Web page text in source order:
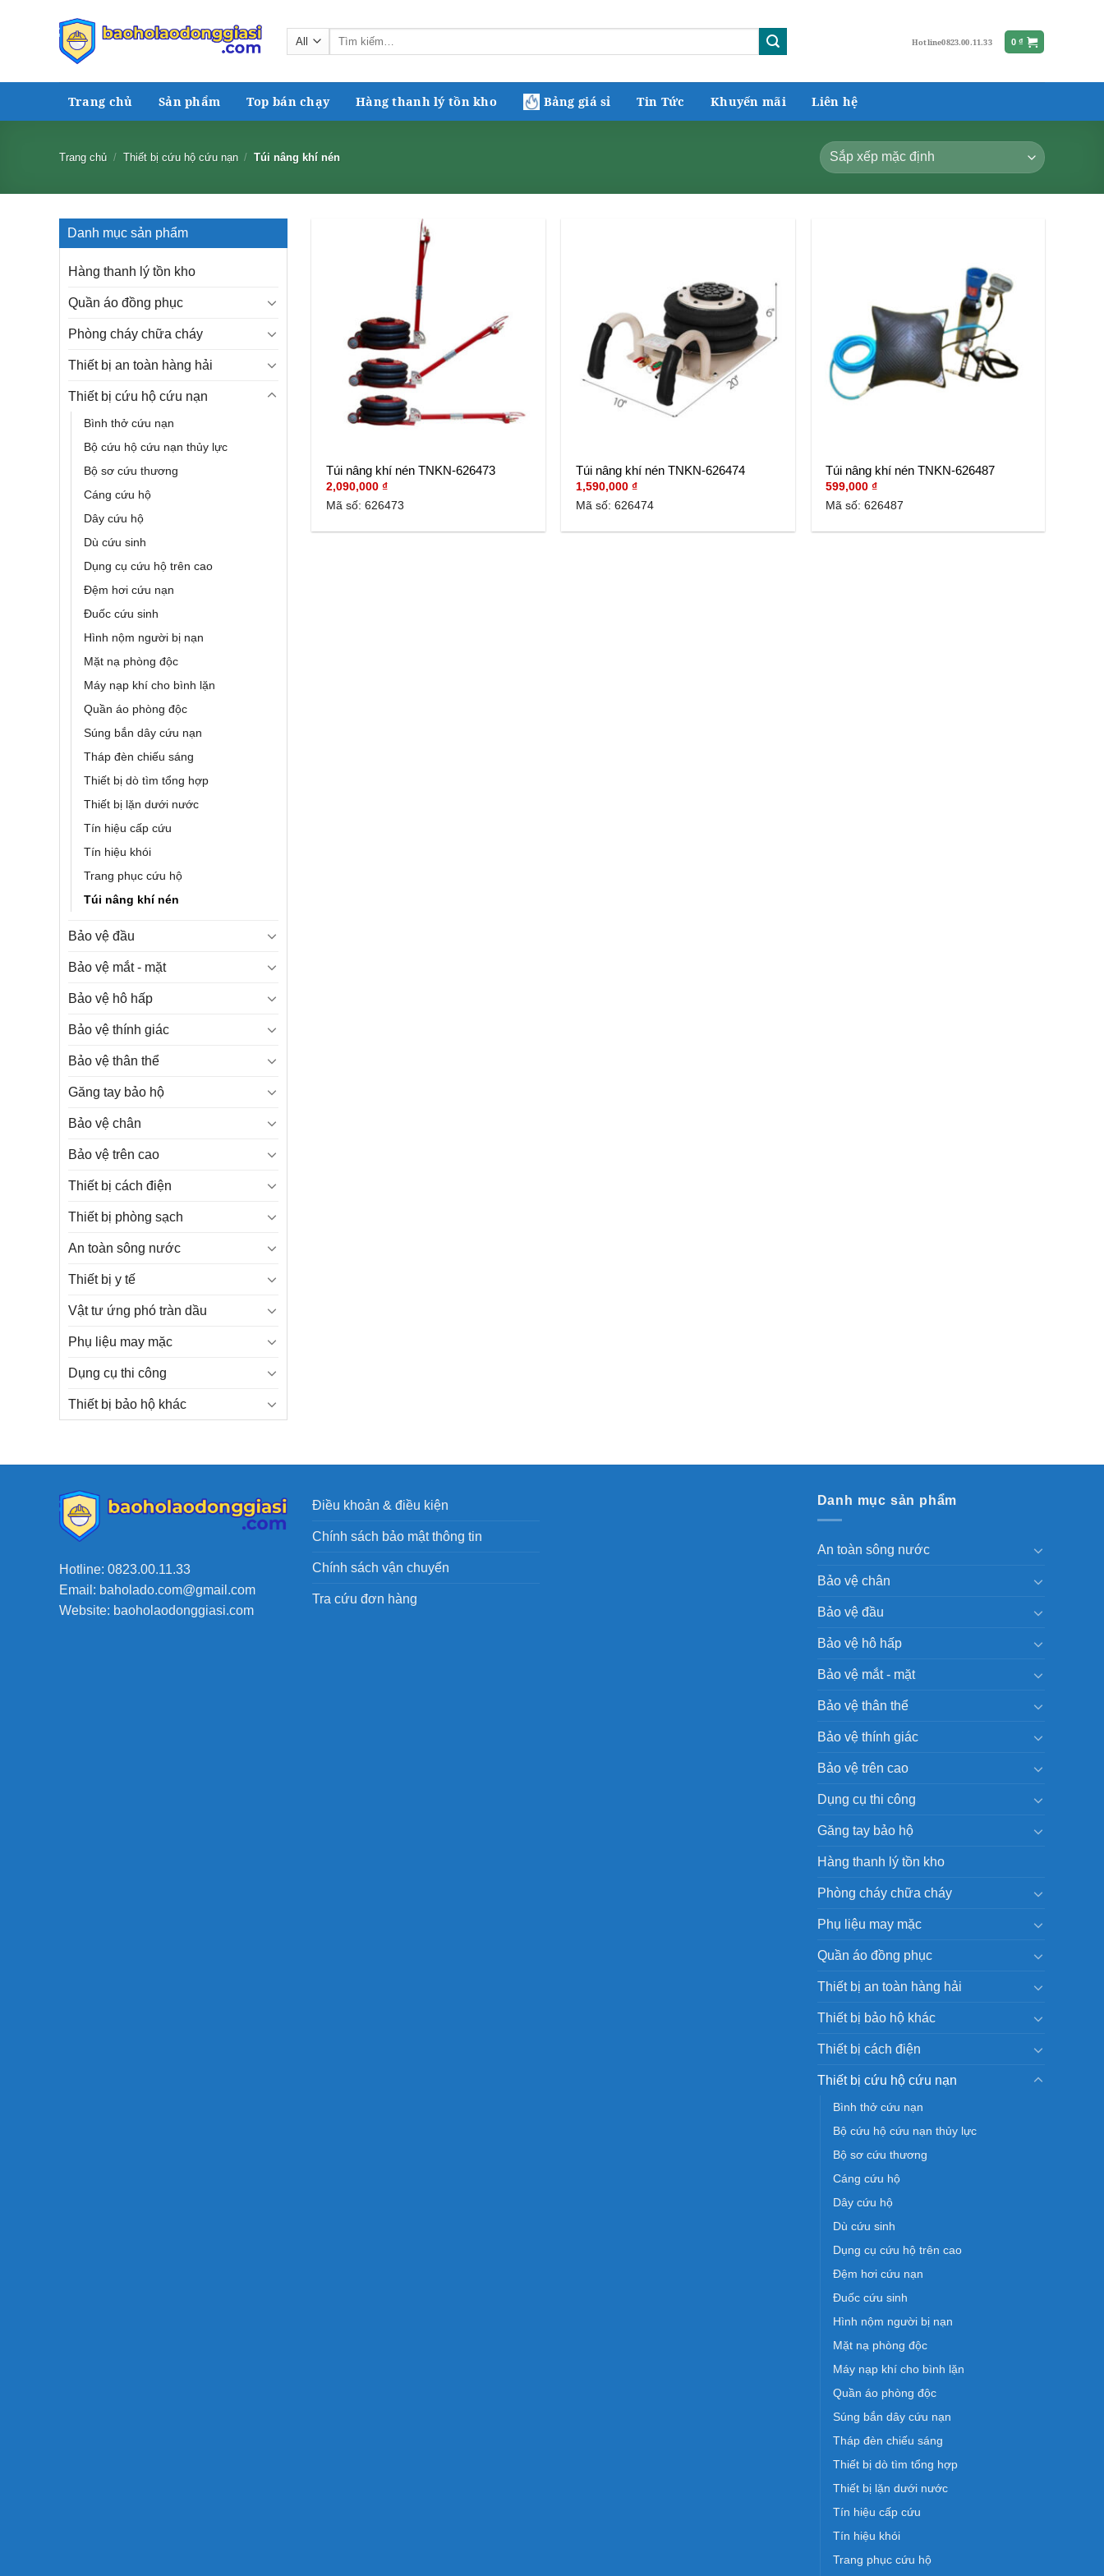
Tìm
Hotline0823.00.11.33 0₫
Trang chủ Sản phẩm Top bán chạy Hàng thanh lý tồn kho Bảng giá sỉ Tin Tức Khuyến mãi Liên hệ
Trang chủ / Thiết bị cứu hộ cứu nạn / Túi nâng khí nén
Danh mục sản phẩm
Hàng thanh lý tồn kho
Quần áo đồng phục
Phòng cháy chữa cháy
Thiết bị an toàn hàng hải
Thiết bị cứu hộ cứu nạn
Bình thở cứu nạn
Bộ cứu hộ cứu nạn thủy lực
Bộ sơ cứu thương
Cáng cứu hộ
Dây cứu hộ
Dù cứu sinh
Dụng cụ cứu hộ trên cao
Đệm hơi cứu nạn
Đuốc cứu sinh
Hình nộm người bị nạn
Mặt nạ phòng độc
Máy nạp khí cho bình lặn
Quần áo phòng độc
Súng bắn dây cứu nạn
Tháp đèn chiếu sáng
Thiết bị dò tìm tổng hợp
Thiết bị lặn dưới nước
Tín hiệu cấp cứu
Tín hiệu khói
Trang phục cứu hộ
Túi nâng khí nén
Bảo vệ đầu
Bảo vệ mắt - mặt
Bảo vệ hô hấp
Bảo vệ thính giác
Bảo vệ thân thể
Găng tay bảo hộ
Bảo vệ chân
Bảo vệ trên cao
Thiết bị cách điện
Thiết bị phòng sạch
An toàn sông nước
Thiết bị y tế
Vật tư ứng phó tràn dầu
Phụ liệu may mặc
Dụng cụ thi công
Thiết bị bảo hộ khác
Túi nâng khí nén TNKN-626473
2,090,000 ₫
Mã số: 626473
Túi nâng khí nén TNKN-626474
1,590,000 ₫
Mã số: 626474
Túi nâng khí nén TNKN-626487
599,000 ₫
Mã số: 626487
Hotline: 0823.00.11.33
Email: baholado.com@gmail.com
Website: baoholaodonggiasi.com
Điều khoản & điều kiện
Chính sách bảo mật thông tin
Chính sách vận chuyển
Tra cứu đơn hàng
Danh mục sản phẩm
An toàn sông nước
Bảo vệ chân
Bảo vệ đầu
Bảo vệ hô hấp
Bảo vệ mắt - mặt
Bảo vệ thân thể
Bảo vệ thính giác
Bảo vệ trên cao
Dụng cụ thi công
Găng tay bảo hộ
Hàng thanh lý tồn kho
Phòng cháy chữa cháy
Phụ liệu may mặc
Quần áo đồng phục
Thiết bị an toàn hàng hải
Thiết bị bảo hộ khác
Thiết bị cách điện
Thiết bị cứu hộ cứu nạn
Bình thở cứu nạn
Bộ cứu hộ cứu nạn thủy lực
Bộ sơ cứu thương
Cáng cứu hộ
Dây cứu hộ
Dù cứu sinh
Dụng cụ cứu hộ trên cao
Đệm hơi cứu nạn
Đuốc cứu sinh
Hình nộm người bị nạn
Mặt nạ phòng độc
Máy nạp khí cho bình lặn
Quần áo phòng độc
Súng bắn dây cứu nạn
Tháp đèn chiếu sáng
Thiết bị dò tìm tổng hợp
Thiết bị lặn dưới nước
Tín hiệu cấp cứu
Tín hiệu khói
Trang phục cứu hộ